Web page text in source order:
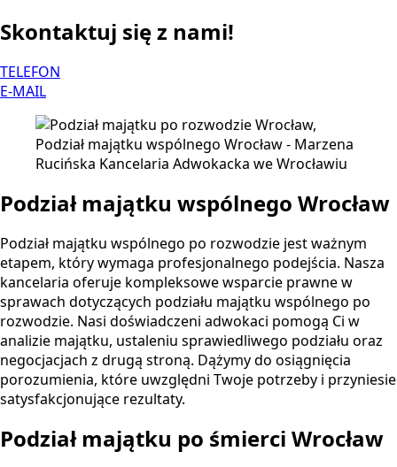
Skontaktuj się z nami!
TELEFON
E-MAIL
Podział majątku wspólnego Wrocław
Podział majątku wspólnego po rozwodzie jest ważnym
etapem, który wymaga profesjonalnego podejścia. Nasza
kancelaria oferuje kompleksowe wsparcie prawne w
sprawach dotyczących podziału majątku wspólnego po
rozwodzie. Nasi doświadczeni adwokaci pomogą Ci w
analizie majątku, ustaleniu sprawiedliwego podziału oraz
negocjacjach z drugą stroną. Dążymy do osiągnięcia
porozumienia, które uwzględni Twoje potrzeby i przyniesie
satysfakcjonujące rezultaty.
Podział majątku po śmierci Wrocław